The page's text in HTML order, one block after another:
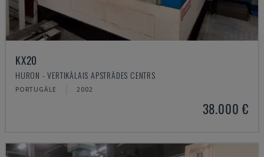
KX20
HURON - VERTIKĀLAIS APSTRĀDES CENTRS
PORTUGĀLE 2002
38.000 €